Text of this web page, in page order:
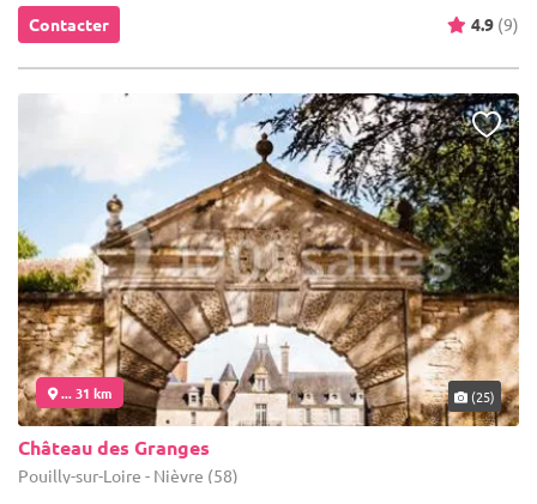
Contacter 4.9 (9)
... 31 km (25)
Château des Granges
Pouilly-sur-Loire - Nièvre (58)